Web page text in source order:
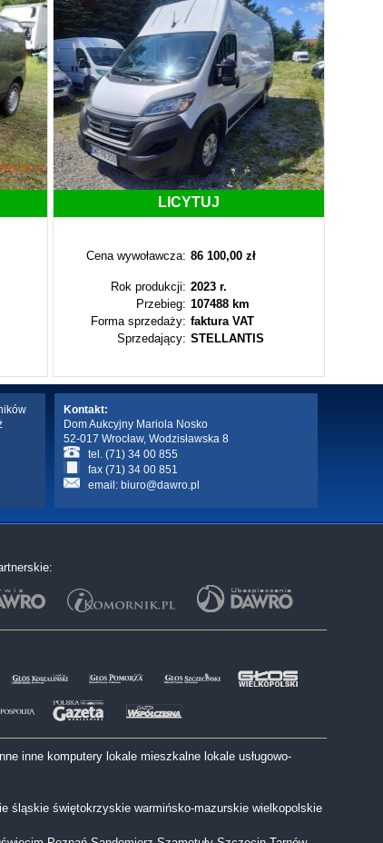
LICYTUJ
Cena wywoławcza: 86 100,00 zł
Rok produkcji: 2023 r.
Przebieg: 107488 km
Forma sprzedaży: faktura VAT
Sprzedający: STELLANTIS
Kontakt:
Dom Aukcyjny Mariola Nosko
52-017 Wrocław, Wodzisławska 8
tel. (71) 34 00 855
fax (71) 34 00 851
email: biuro@dawro.pl
inne komputery lokale mieszkalne lokale usługowo-
śląskie świętokrzyskie warmińsko-mazurskie wielkopolskie